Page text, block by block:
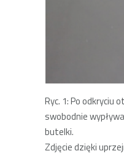
Ryc. 1: Po odkryciu
swobodnie
butelki.
Zdjęcie dzięki